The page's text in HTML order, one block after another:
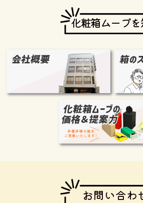
化粧箱ムーブを
お問い合わ